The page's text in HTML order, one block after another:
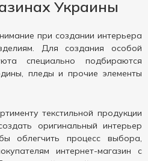
Украины
при создании интерьера
Для создания особой
специально подбираются
пледы и прочие элементы
текстильной продукции
оригинальный интерьер
облегчить процесс выбора,
интернет-магазин с